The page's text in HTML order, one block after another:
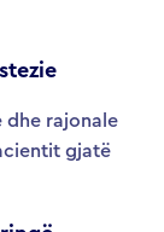
dhe rajonale
gjatë